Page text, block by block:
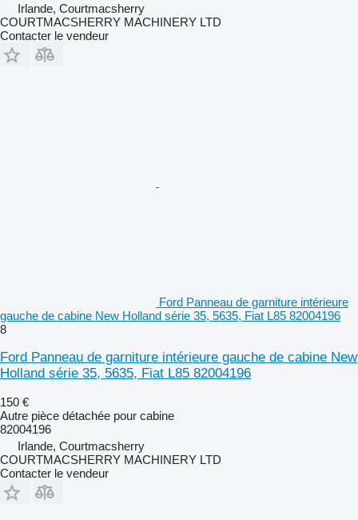
Irlande, Courtmacsherry
COURTMACSHERRY MACHINERY LTD
Contacter le vendeur
Ford Panneau de garniture intérieure
gauche de cabine New Holland série 35, 5635, Fiat L85 82004196
8
Ford Panneau de garniture intérieure gauche de cabine New
Holland série 35, 5635, Fiat L85 82004196
150 €
Autre pièce détachée pour cabine
82004196
Irlande, Courtmacsherry
COURTMACSHERRY MACHINERY LTD
Contacter le vendeur